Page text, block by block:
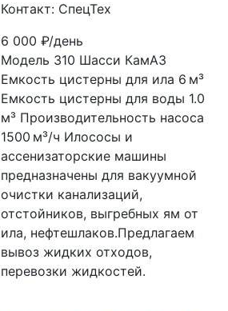
Контакт: СпецТех
6 000₽/день
Модель 310 Шасси КамАЗ
Емкость цистерны для ила 6 м³
Емкость цистерны для воды 1.0
м³ Производительность насоса
1500 м³/ч Илососы и
ассенизаторские машины
предназначены для вакуумной
очистки канализаций,
отстойников, выгребных ям от
ила, нефтешлаков.Предлагаем
вывоз жидких отходов,
перевозки жидкостей.